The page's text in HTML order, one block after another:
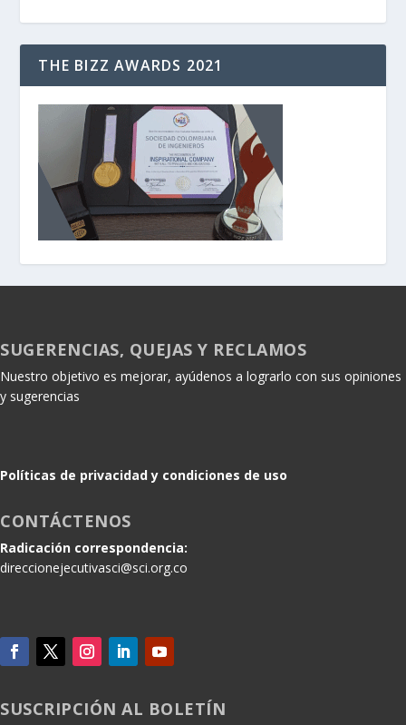
THE BIZZ AWARDS 2021
SUGERENCIAS, QUEJAS Y RECLAMOS
Nuestro objetivo es mejorar, ayúdenos a lograrlo con sus opiniones
y sugerencias
Políticas de privacidad y condiciones de uso
CONTÁCTENOS
Radicación correspondencia:
direccionejecutivasci@sci.org.co
SUSCRIPCIÓN AL BOLETÍN